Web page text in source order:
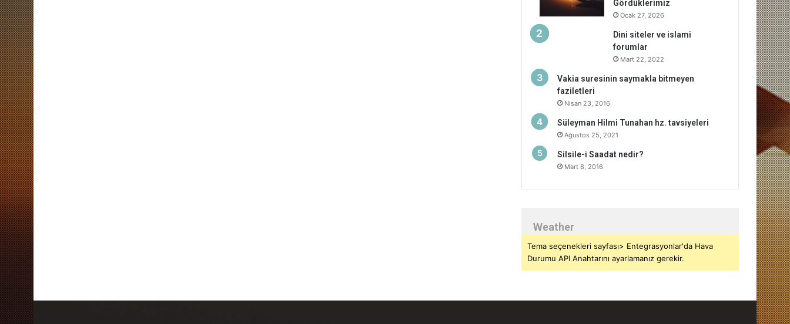
Gördüklerimiz
Ocak 27, 2026
Dini siteler ve islami
forumlar
Mart 22, 2022
Vakia suresinin saymakla bitmeyen
faziletleri
Nisan 23, 2016
Süleyman Hilmi Tunahan hz. tavsiyeleri
Ağustos 25, 2021
Silsile-i Saadat nedir?
Mart 8, 2016
Weather
Tema seçenekleri sayfası> Entegrasyonlar'da Hava
Durumu API Anahtarını ayarlamanız gerekir.